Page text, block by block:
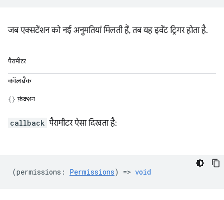
जब एक्सटेंशन को नई अनुमतियां मिलती हैं, तब यह इवेंट ट्रिगर होता है.
पैरामीटर
कॉलबैक
फ़ंक्शन
callback पैरामीटर ऐसा दिखता है:
(permissions : Permissions) => void